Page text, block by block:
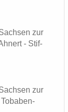
zur
- Stif­
zur